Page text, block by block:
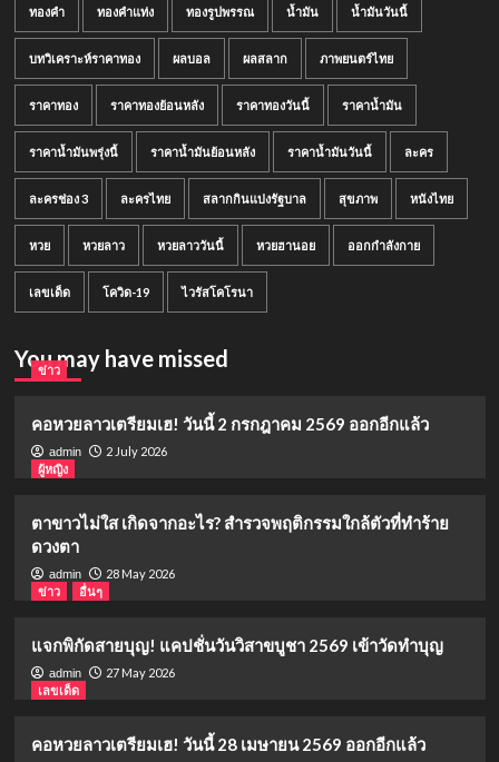
ทองคำ ทองคำแท่ง ทองรูปพรรณ น้ำมัน น้ำมันวันนี้
บทวิเคราะห์ราคาทอง ผลบอล ผลสลาก ภาพยนตร์ไทย
ราคาทอง ราคาทองย้อนหลัง ราคาทองวันนี้ ราคาน้ำมัน
ราคาน้ำมันพรุ่งนี้ ราคาน้ำมันย้อนหลัง ราคาน้ำมันวันนี้ ละคร
ละครช่อง 3 ละครไทย สลากกินแบ่งรัฐบาล สุขภาพ หนังไทย
หวย หวยลาว หวยลาววันนี้ หวยฮานอย ออกกำลังกาย
เลขเด็ด โควิด-19 ไวรัสโคโรนา
You may have missed
ข่าว
คอหวยลาวเตรียมเฮ! วันนี้ 2 กรกฎาคม 2569 ออกอีกแล้ว
admin
2 July 2026
ผู้หญิง
ตาขาวไม่ใส เกิดจากอะไร? สำรวจพฤติกรรมใกล้ตัวที่ทำร้าย
ดวงตา
admin
28 May 2026
ข่าว
อื่นๆ
แจกพิกัดสายบุญ! แคปชั่นวันวิสาขบูชา 2569 เข้าวัดทำบุญ
admin
27 May 2026
เลขเด็ด
คอหวยลาวเตรียมเฮ! วันนี้ 28 เมษายน 2569 ออกอีกแล้ว